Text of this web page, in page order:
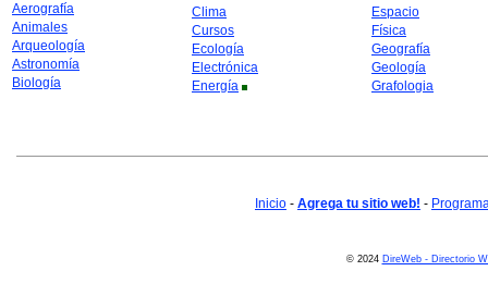
Aerografía
Animales
Arqueología
Astronomía
Biología
Clima
Cursos
Ecología
Electrónica
Energía
Espacio
Física
Geografía
Geología
Grafologia
Inicio - Agrega tu sitio web! -
© 2024 DireWeb - Directorio